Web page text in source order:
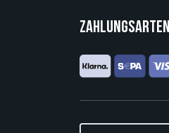
Zahlungsarten